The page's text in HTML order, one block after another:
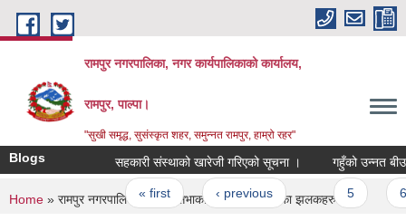
Skip to main content
रामपुर नगरपालिका, नगर कार्यपालिकाको कार्यालय,
रामपुर, पाल्पा।
"सुखी समृद्ध, सुसंस्कृत शहर, समुन्नत रामपुर, हाम्रो रहर"
Blogs सहकारी संस्थाको खारेजी गरिएको सूचना । गहुँको उन्नत बीउ
Pages
« first ‹ previous … 5
You are here
Home » रामपुर नगरपालिकाको नगर सभाको १५औ अधिवेशनका झलकहरु।